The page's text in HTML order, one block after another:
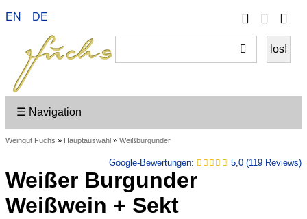
Telefon
Ihr
EN DE
☰ Navigation
Weingut Fuchs » Hauptauswahl » Weißburgunder
Google-Bewertungen: 5,0 (119 Reviews)
Weißer Burgunder
Weißwein + Sekt